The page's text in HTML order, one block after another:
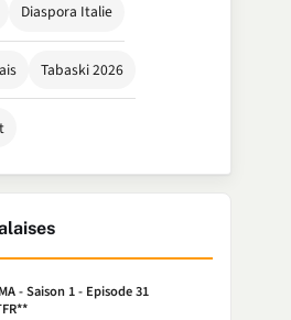
Diaspora Italie
Tabaski 2026
- Saison 1 - Episode 31